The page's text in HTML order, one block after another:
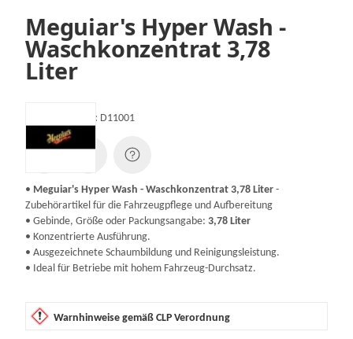
Meguiar's Hyper Wash -
Waschkonzentrat 3,78
Liter
Artikelnummer: D11001
• Meguiar's Hyper Wash - Waschkonzentrat 3,78 Liter -
Zubehörartikel für die Fahrzeugpflege und Aufbereitung
• Gebinde, Größe oder Packungsangabe: 3,78 Liter
• Konzentrierte Ausführung.
• Ausgezeichnete Schaumbildung und Reinigungsleistung.
• Ideal für Betriebe mit hohem Fahrzeug-Durchsatz.
Warnhinweise gemäß CLP Verordnung